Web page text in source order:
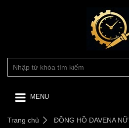
MENU
Trang chủ ĐỒNG HỒ DAVENA NỮ